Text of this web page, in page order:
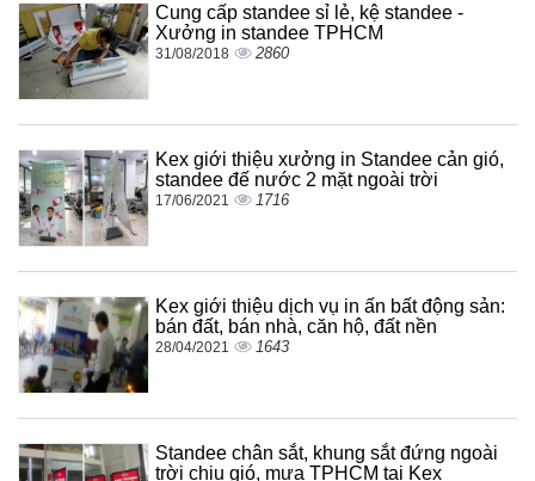
Cung cấp standee sỉ lẻ, kệ standee -
Xưởng in standee TPHCM
31/08/2018 2860
Kex giới thiệu xưởng in Standee cản gió,
standee đế nước 2 mặt ngoài trời
17/06/2021 1716
Kex giới thiệu dịch vụ in ấn bất động sản:
bán đất, bán nhà, căn hộ, đất nền
28/04/2021 1643
Standee chân sắt, khung sắt đứng ngoài
trời chịu gió, mưa TPHCM tại Kex